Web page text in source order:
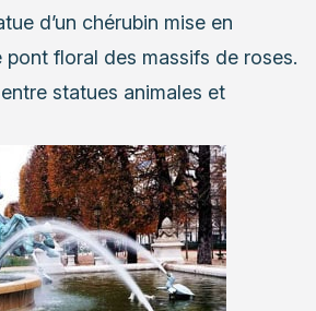
d’un chérubin mise en
pont floral des massifs de roses.
statues animales et